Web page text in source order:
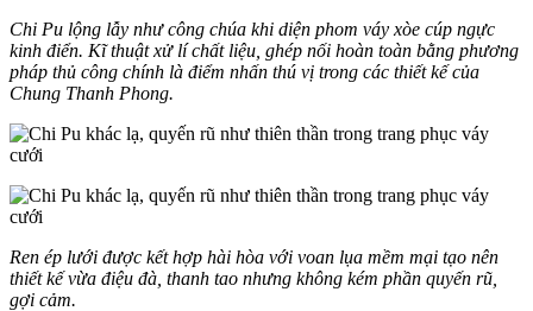
Chi Pu lộng lẫy như công chúa khi diện phom váy xòe cúp ngực
kinh điển. Kĩ thuật xử lí chất liệu, ghép nối hoàn toàn bằng phương
pháp thủ công chính là điểm nhấn thú vị trong các thiết kế của
Chung Thanh Phong.
Ren ép lưới được kết hợp hài hòa với voan lụa mềm mại tạo nên
thiết kế vừa điệu đà, thanh tao nhưng không kém phần quyến rũ,
gợi cảm.